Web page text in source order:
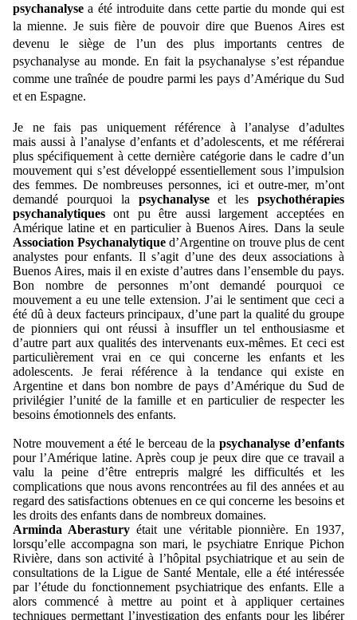
psychanalyse a été introduite dans cette partie du monde qui est
la mienne. Je suis fière de pouvoir dire que Buenos Aires est
devenu le siège de l’un des plus importants centres de
psychanalyse au monde. En fait la psychanalyse s’est répandue
comme une traînée de poudreparmi les pays d’Amérique du Sud
et en Espagne.
Je ne fais pas uniquement référence à l’analyse d’adultes
mais aussi à l’analyse d’enfants et d’adolescents, et me référerai
plus spécifiquement à cette dernière catégorie dans le cadre d’un
mouvement qui s’est développé essentiellement sous l’impulsion
des femmes. De nombreuses personnes, ici et outre-mer, m’ont
demandé pourquoi la psychanalyseet les psychothérapies
psychanalytiques ont pu être aussi largement acceptées en
Amérique latine et en particulier à Buenos Aires. Dans la seule
Association Psychanalytique d’Argentine on trouve plus de cent
analystes pour enfants. Il s’agit d’une des deux associations à
Buenos Aires, mais il en existe d’autres dans l’ensemble du pays.
Bon nombre de personnes m’ont demandé pourquoi ce
mouvement a eu une telle extension. J’ai le sentiment que ceci a
été dû à deux facteurs principaux, d’une part la qualité du groupe
de pionniers qui ont réussi à insuffler un tel enthousiasme et
d’autre part aux qualités des intervenants eux-mêmes. Et ceci est
particulièrement vrai en ce qui concerne les enfants et les
adolescents. Je ferai référence à la tendance qui existe en
Argentine et dans bon nombre de pays d’Amérique du Sud de
privilégier l’unité de la famille et en particulier de respecter les
besoins émotionnels des enfants.
Notre mouvement a été le berceau de lapsychanalyse d’enfants
pour l’Amérique latine. Après coup je peux dire que ce travail a
valu la peine d’être entrepris malgré les difficultés et les
complications que nous avons rencontrées au fil des années et au
regard des satisfactions obtenues en ce qui concerne les besoins et
les droits des enfants dans de nombreux domaines.
Arminda Aberastury était une véritable pionnière. En 1937,
lorsqu’elle accompagna son mari, le psychiatre Enrique Pichon
Rivière, dans son activité à l’hôpital psychiatrique et au sein de
consultations de la Ligue de Santé Mentale, elle a été intéressée
par l’étude du fonctionnement psychiatrique des enfants. Elle a
alors commencé à mettre au point et à appliquer certaines
techniques permettant l’investigation des enfants pour les libérer